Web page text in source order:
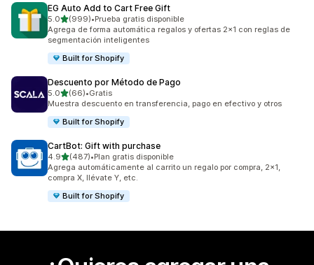
EG Auto Add to Cart Free Gift
5.0de 5 estrellas
(999)
999 reseñas en total
•Prueba gratis disponible
Agrega de forma automática regalos y ofertas 2x1 con reglas de
segmentación inteligentes
Built for Shopify
Descuento por Método de Pago
5.0de 5 estrellas
(66)
66 reseñas en total
•Gratis
Muestra descuento en transferencia, pago en efectivo y otros
Built for Shopify
CartBot: Gift with purchase
4.9de 5 estrellas
(487)
487 reseñas en total
•Plan gratis disponible
Agrega automáticamente al carrito un regalo por compra, 2x1,
compra X, llévate Y, etc.
Built for Shopify